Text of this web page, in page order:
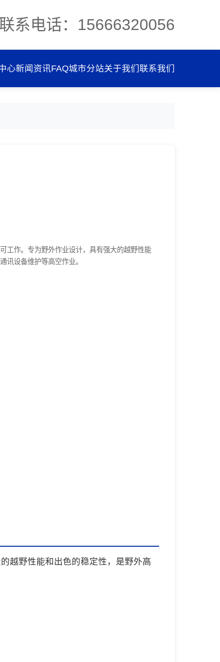
联系电话：15666320056
心新闻资讯FAQ城市分站关于我们联系我们
工作。专为野外作业设计，具有强大的越野性能
讯设备维护等高空作业。
越野性能和出色的稳定性，是野外高